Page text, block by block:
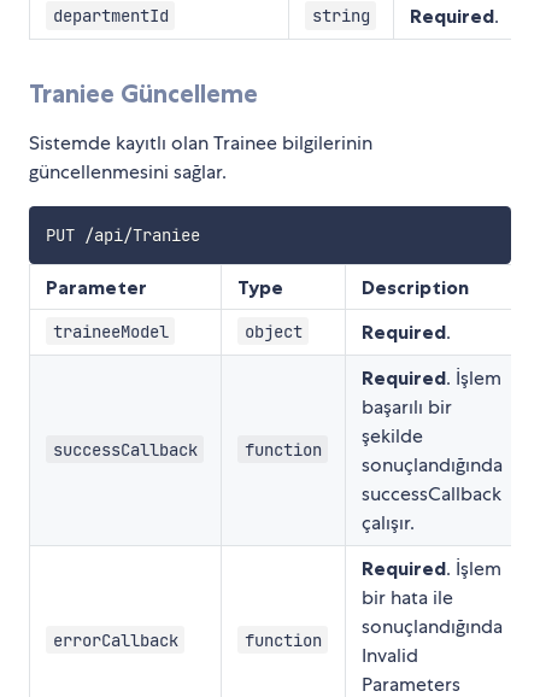
departmentId string Required.
Traniee Güncelleme
Sistemde kayıtlı olan Trainee bilgilerinin
güncellenmesini sağlar.
PUT /api/Traniee
Parameter Type Description
traineeModel object Required.
successCallback function
Required. İşlem
başarılı bir
şekilde
sonuçlandığında
successCallback
çalışır.
errorCallback function
Required. İşlem
bir hata ile
sonuçlandığında
Invalid
Parameters